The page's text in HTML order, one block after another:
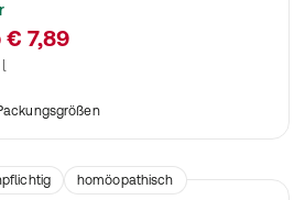
Zahnpasta reinigt sanft und
€ 7,89
homöopathisch